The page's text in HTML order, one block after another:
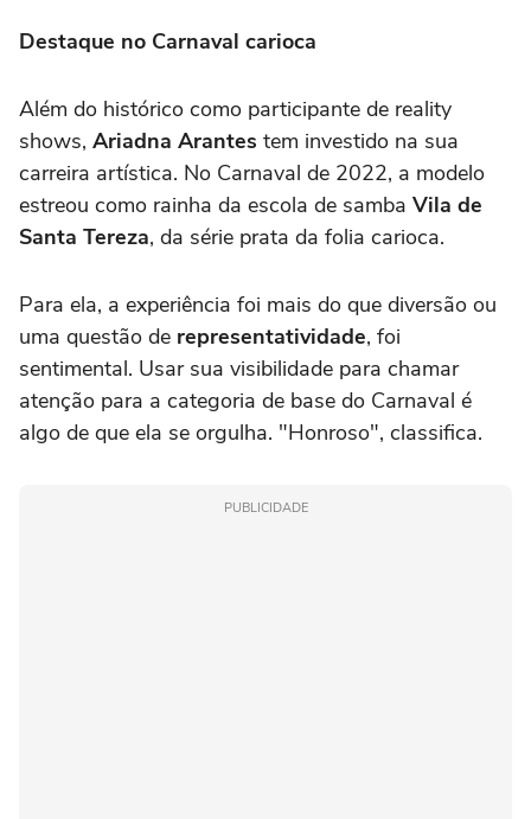
Destaque no Carnaval carioca
Além do histórico como participante de reality
shows, Ariadna Arantes tem investido na sua
carreira artística. No Carnaval de 2022, a modelo
estreou como rainha da escola de samba Vila de
Santa Tereza, da série prata da folia carioca.
Para ela, a experiência foi mais do que diversão ou
uma questão de representatividade, foi
sentimental. Usar sua visibilidade para chamar
atenção para a categoria de base do Carnaval é
algo de que ela se orgulha. "Honroso", classifica.
PUBLICIDADE